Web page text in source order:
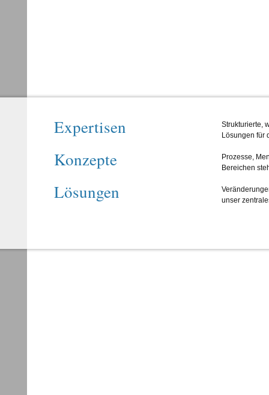
Expertisen
Konzepte
Lösungen
Strukturierte,
Lösungen für
Prozesse,
Bereichen
unser